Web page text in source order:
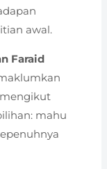
awal.
Faraid
mahu